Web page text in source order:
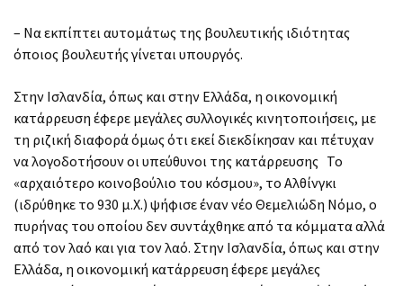
– Να εκπίπτει αυτομάτως της βουλευτικής ιδιότητας
όποιος βουλευτής γίνεται υπουργός.
Στην Ισλανδία, όπως και στην Ελλάδα, η οικονομική
κατάρρευση έφερε μεγάλες συλλογικές κινητοποιήσεις, με
τη ριζική διαφορά όμως ότι εκεί διεκδίκησαν και πέτυχαν
να λογοδοτήσουν οι υπεύθυνοι της κατάρρευσης Το
«αρχαιότερο κοινοβούλιο του κόσμου», το Αλθίνγκι
(ιδρύθηκε το 930 μ.Χ.) ψήφισε έναν νέο Θεμελιώδη Νόμο, ο
πυρήνας του οποίου δεν συντάχθηκε από τα κόμματα αλλά
από τον λαό και για τον λαό. Στην Ισλανδία, όπως και στην
Ελλάδα, η οικονομική κατάρρευση έφερε μεγάλες